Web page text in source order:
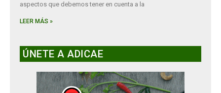
aspectos que debemos tener en cuenta a la
LEER MÁS »
ÚNETE A ADICAE